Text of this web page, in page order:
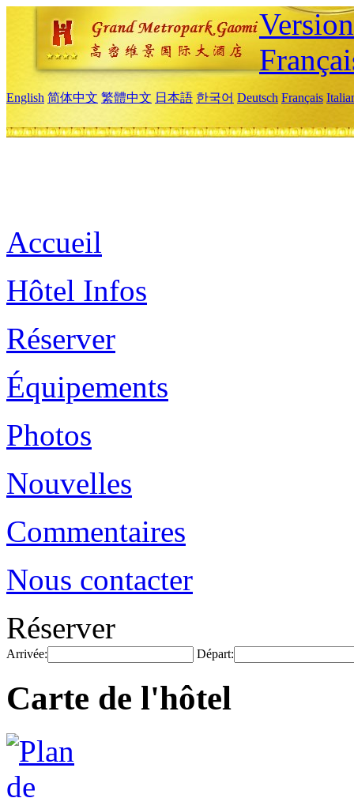
English 简体中文 繁體中文 日本語 한국어 Deutsch Français
Accueil
Hôtel Infos
Réserver
Équipements
Photos
Nouvelles
Commentaires
Nous contacter
Réserver
Arrivée: Départ:
Carte de l'hôtel